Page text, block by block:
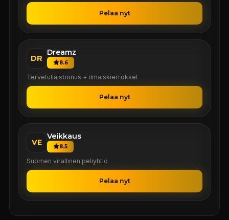
Pelaa nyt
DR
Dreamz
8.6
Tervetuliaisbonus + ilmaiskierrokset
Pelaa nyt
VE
Veikkaus
8.5
Suomen virallinen peliyhtiö
Pelaa nyt